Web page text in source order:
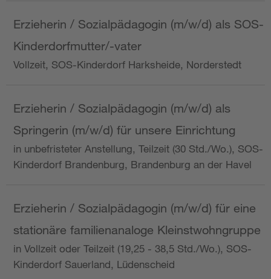
Erzieherin / Sozialpädagogin (m/w/d) als SOS-
Kinderdorfmutter/-vater
Vollzeit, SOS-Kinderdorf Harksheide, Norderstedt
Erzieherin / Sozialpädagogin (m/w/d) als
Springerin (m/w/d) für unsere Einrichtung
in unbefristeter Anstellung, Teilzeit (30 Std./Wo.), SOS-
Kinderdorf Brandenburg, Brandenburg an der Havel
Erzieherin / Sozialpädagogin (m/w/d) für eine
stationäre familienanaloge Kleinstwohngruppe
in Vollzeit oder Teilzeit (19,25 - 38,5 Std./Wo.), SOS-
Kinderdorf Sauerland, Lüdenscheid